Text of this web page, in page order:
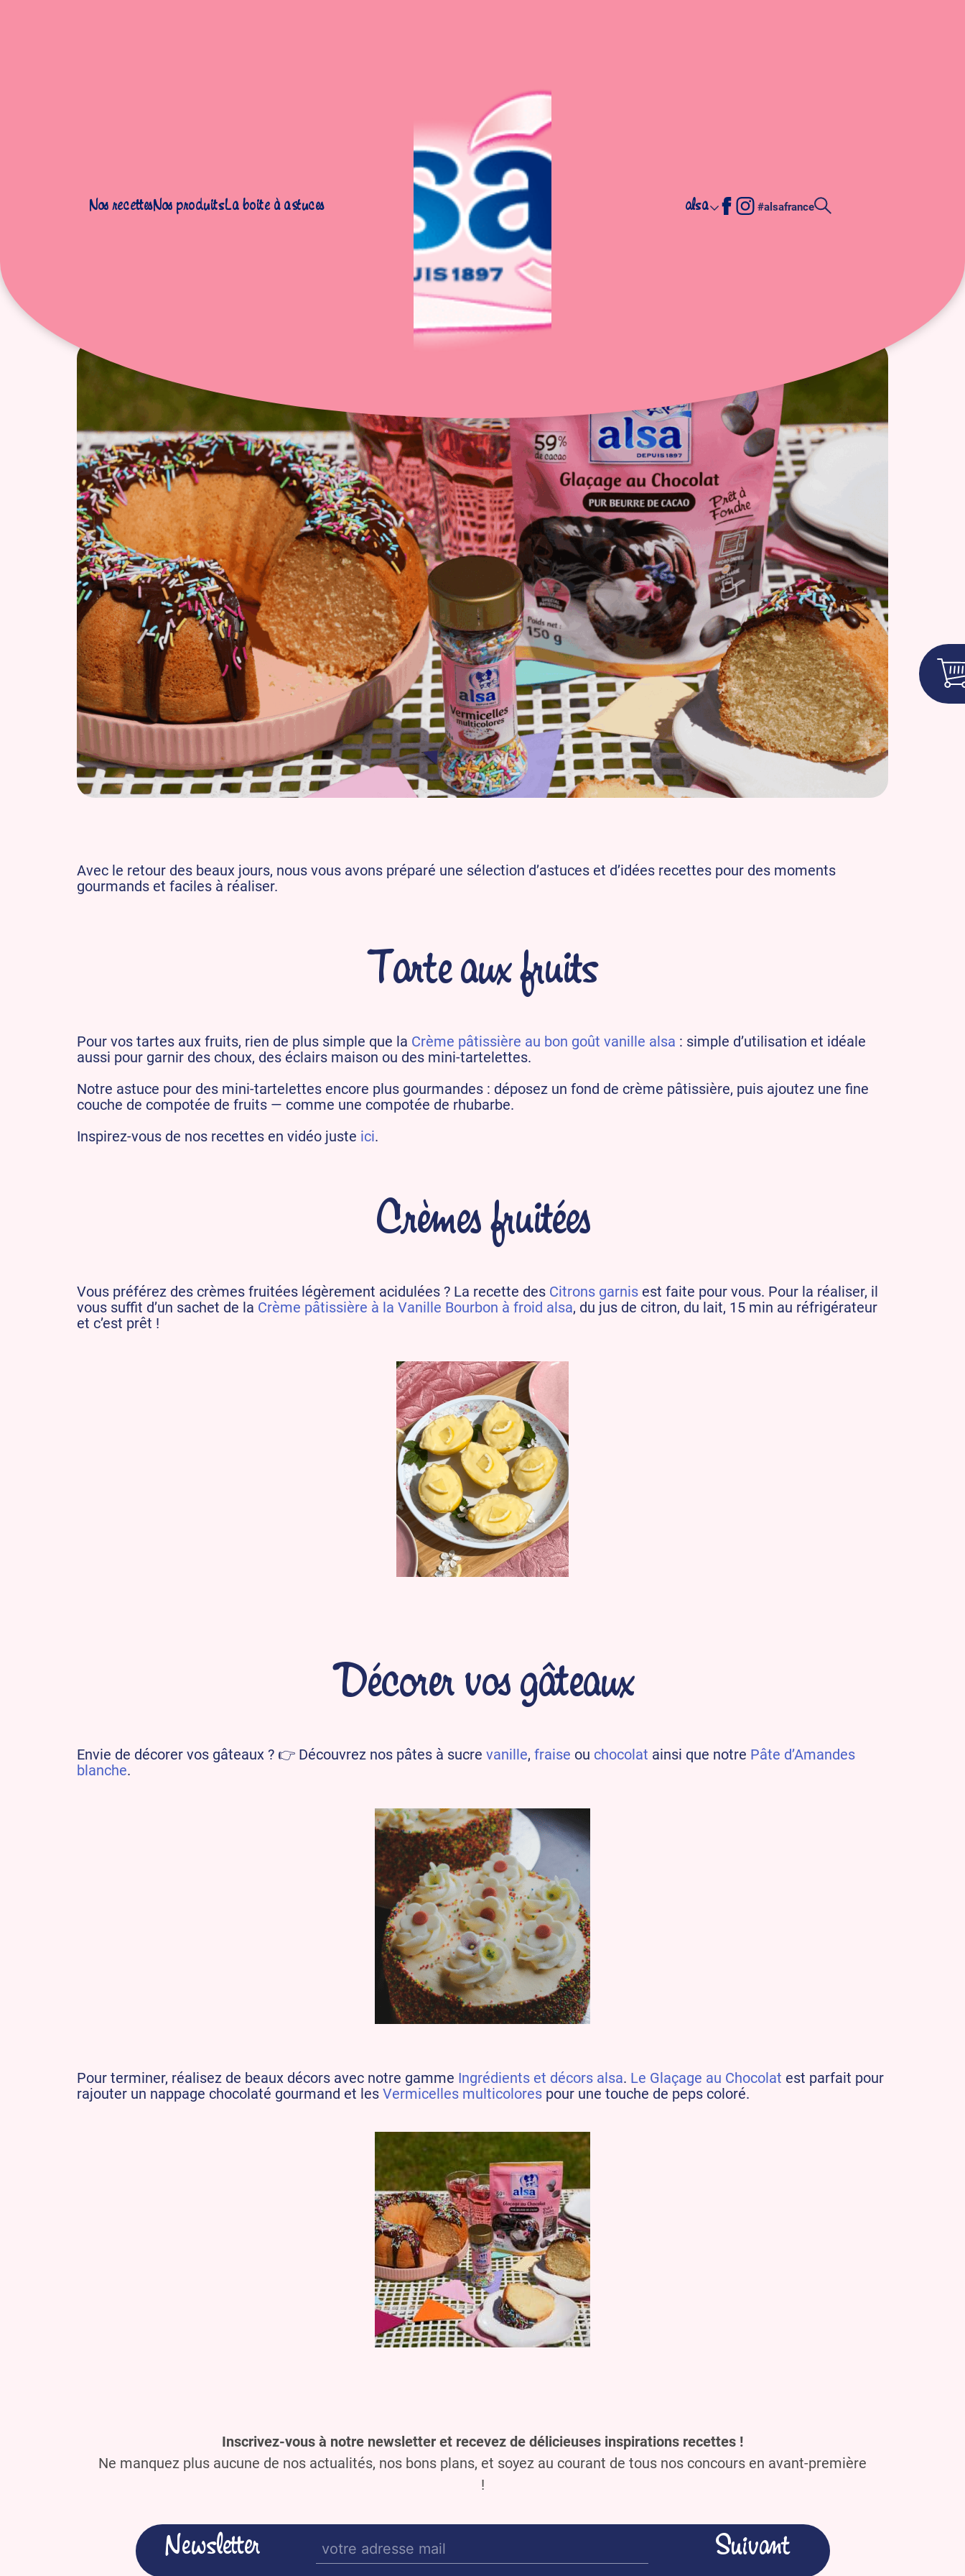
Nos recettesNos produitsLa boite à astuces alsa #alsafrance
Astuces pour vos recettes printanières
Avec le retour des beaux jours, nous vous avons préparé une sélection d’astuces et d’idées recettes pour des moments
gourmands et faciles à réaliser.
Tarte aux fruits
Pour vos tartes aux fruits, rien de plus simple que la Crème pâtissière au bon goût vanille alsa : simple d’utilisation et idéale
aussi pour garnir des choux, des éclairs maison ou des mini‑tartelettes.
Notre astuce pour des mini‑tartelettes encore plus gourmandes : déposez un fond de crème pâtissière, puis ajoutez une fine
couche de compotée de fruits — comme une compotée de rhubarbe.
Inspirez-vous de nos recettes en vidéo juste ici.
Crèmes fruitées
Vous préférez des crèmes fruitées légèrement acidulées ? La recette des Citrons garnis est faite pour vous. Pour la réaliser, il
vous suffit d’un sachet de la Crème pâtissière à la Vanille Bourbon à froid alsa, du jus de citron, du lait, 15 min au réfrigérateur
et c’est prêt !
Décorer vos gâteaux
Envie de décorer vos gâteaux ? 👉 Découvrez nos pâtes à sucre vanille, fraise ou chocolat ainsi que notre Pâte d’Amandes
blanche.
Pour terminer, réalisez de beaux décors avec notre gamme Ingrédients et décors alsa. Le Glaçage au Chocolat est parfait pour
rajouter un nappage chocolaté gourmand et les Vermicelles multicolores pour une touche de peps coloré.
Inscrivez-vous à notre newsletter et recevez de délicieuses inspirations recettes !
Ne manquez plus aucune de nos actualités, nos bons plans, et soyez au courant de tous nos concours en avant-première
!
Newsletter